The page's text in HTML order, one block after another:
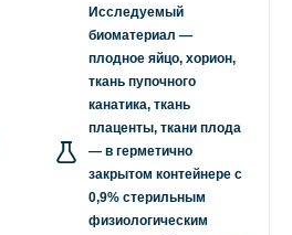
Исследуемый
биоматериал —
плодное яйцо, хорион,
ткань пупочного
канатика, ткань
плаценты, ткани плода
— в герметично
закрытом контейнере с
0,9% стерильным
физиологическим